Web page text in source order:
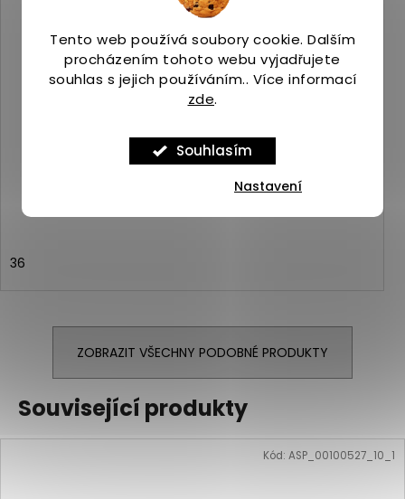
Tento web používá soubory cookie. Dalším
procházením tohoto webu vyjadřujete
souhlas s jejich používáním.. Více informací
zde.
Souhlasím
Nastavení
Merrell MOAB 3 GTX sedona sage
Skladem(1 ks)
36
ZOBRAZIT VŠECHNY PODOBNÉ PRODUKTY
Související produkty
Kód: ASP_00100527_10_1